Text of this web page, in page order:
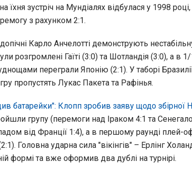
їхня зустріч на Мундіалях відбулася у 1998 році,
з рахунком 2:1.
Карло Анчелотті демонструють
розгромлені Гаїті (3:0) та Шотландія (3:0), а в
переграли Японію (2:1). У таборі Бразилії
пропустять Лукас Пакета та Рафінья.
батарейки": Клопп зробив заяву щодо збірної
групу (перемоги над Іраком 4:1 та
від Франції 1:4), а в першому раунді плей-
Головна ударна сила "вікінгів" – Ерлінг
формі та вже оформив два дублі на турнірі.